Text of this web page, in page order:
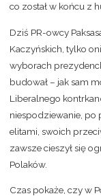
co został w końcu z
Dziś PR-owcy
Kaczyńskich, tylko
wyborach
budował – jak sam
Liberalnego
niespodziewanie, po
elitami, swoich
zawsze cieszył się
Polaków.
Czas pokaże, czy w